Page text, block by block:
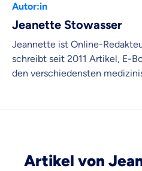
Autor:in
Jeanette Stowasser
Jeannette ist Online-
schreibt seit 2011 Artikel, E-
den verschiedensten
Artikel von
Wir möchten, dass du
uns entscheidest.
Vergleich mit anderen
Wir helfen dir dabei
Wozu dürfen wir dich